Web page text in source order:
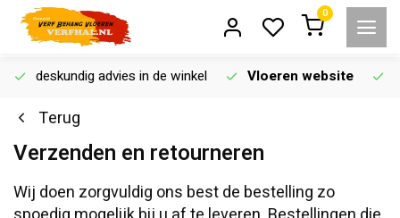
0
deskundig advies in de winkel Vloeren website
Terug
Verzenden en retourneren
Wij doen zorgvuldig ons best de bestelling zo